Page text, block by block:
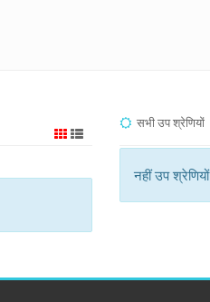
सभी उप श्रेणियों
नहीं उप श्रेणियों